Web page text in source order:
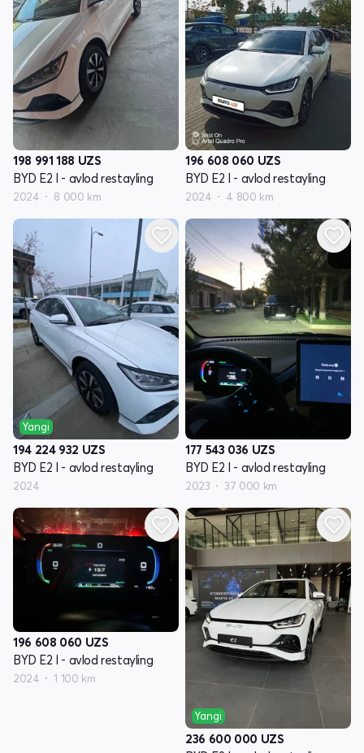
198 991 188 UZS
BYD E2 I - avlod restayling
2024 8 000 km
196 608 060 UZS
BYD E2 I - avlod restayling
2024 4 800 km
Yangi
194 224 932 UZS
BYD E2 I - avlod restayling
2024
177 543 036 UZS
BYD E2 I - avlod restayling
2023 37 000 km
196 608 060 UZS
BYD E2 I - avlod restayling
2024 1 100 km
Yangi
236 600 000 UZS